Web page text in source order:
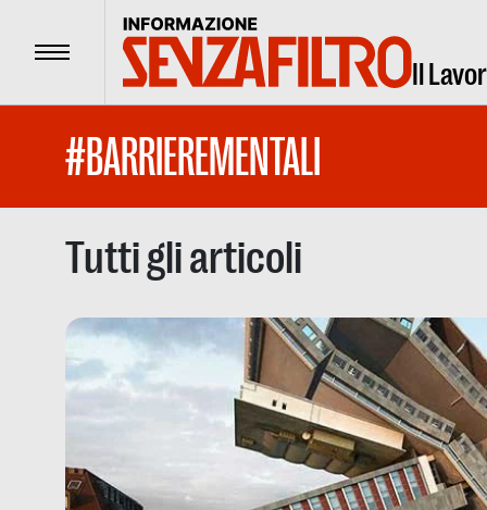
Menu Il
#BARRIEREMENTALI
Tutti gli articoli